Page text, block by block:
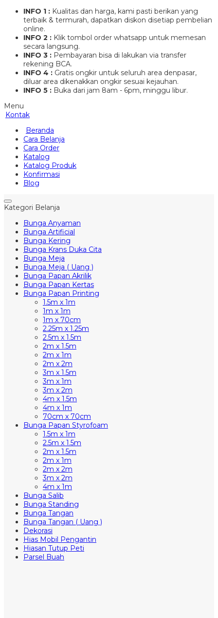
INFO 1 : Kualitas dan harga, kami pasti berikan yang
terbaik & termurah, dapatkan diskon disetiap pembelian
online.
INFO 2 : Klik tombol order whatsapp untuk memesan
secara langsung.
INFO 3 : Pembayaran bisa di lakukan via transfer
rekening BCA.
INFO 4 : Gratis ongkir untuk seluruh area denpasar,
diluar area dikenakkan ongkir sesuai kejauhan.
INFO 5 : Buka dari jam 8am - 6pm, minggu libur.
Menu
Kontak
Beranda
Cara Belanja
Cara Order
Katalog
Katalog Produk
Konfirmasi
Blog
Kategori Belanja
Bunga Anyaman
Bunga Artificial
Bunga Kering
Bunga Krans Duka Cita
Bunga Meja
Bunga Meja ( Uang )
Bunga Papan Akrilik
Bunga Papan Kertas
Bunga Papan Printing
1.5m x 1m
1m x 1m
1m x 70cm
2.25m x 1.25m
2.5m x 1.5m
2m x 1.5m
2m x 1m
2m x 2m
3m x 1.5m
3m x 1m
3m x 2m
4m x 1.5m
4m x 1m
70cm x 70cm
Bunga Papan Styrofoam
1.5m x 1m
2.5m x 1.5m
2m x 1.5m
2m x 1m
2m x 2m
3m x 2m
4m x 1m
Bunga Salib
Bunga Standing
Bunga Tangan
Bunga Tangan ( Uang )
Dekorasi
Hias Mobil Pengantin
Hiasan Tutup Peti
Parsel Buah